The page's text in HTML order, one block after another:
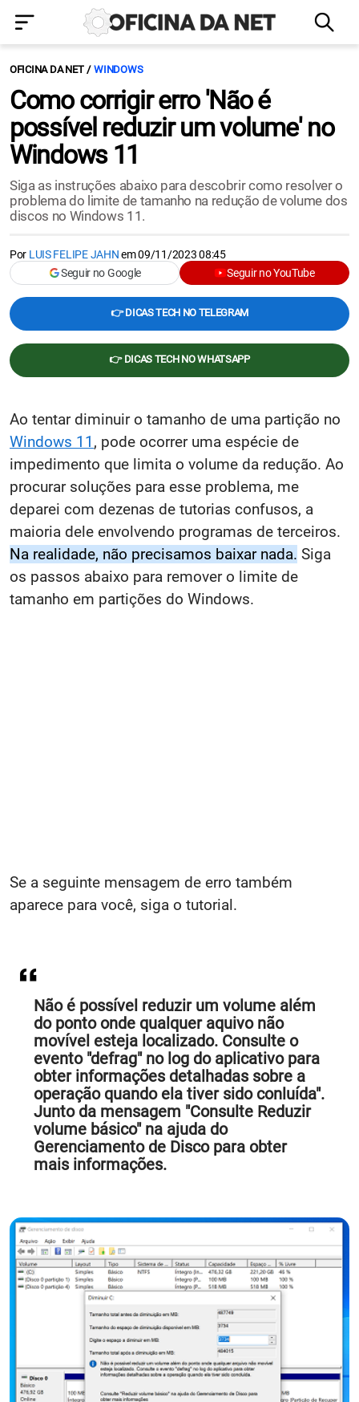
OFICINA DA NET WINDOWS
Como corrigir erro 'Não é
possível reduzir um volume' no
Windows 11
Siga as instruções abaixo para descobrir como resolver o
problema do limite de tamanho na redução de volume dos
discos no Windows 11.
Por LUIS FELIPE JAHNem09/11/2023 08:45
Seguir no Google
Seguir no YouTube
👉 DICAS TECH NO TELEGRAM
👉 DICAS TECH NO WHATSAPP
Ao tentar diminuir o tamanho de uma partição no
Windows 11 , pode ocorrer uma espécie de
impedimento que limita o volume da redução. Ao
procurar soluções para esse problema, me
deparei com dezenas de tutorias confusos, a
maioria dele envolvendo programas de terceiros.
Na realidade, não precisamos baixar nada. Siga
os passos abaixo para remover o limite de
tamanho em partições do Windows.
Se a seguinte mensagem de erro também
aparece para você, siga o tutorial.
Não é possível reduzir um volume além
do ponto onde qualquer aquivo não
movível esteja localizado. Consulte o
evento "defrag" no log do aplicativo para
obter informações detalhadas sobre a
operação quando ela tiver sido conluída".
Junto da mensagem "Consulte Reduzir
volume básico" na ajuda do
Gerenciamento de Disco para obter
mais informações.